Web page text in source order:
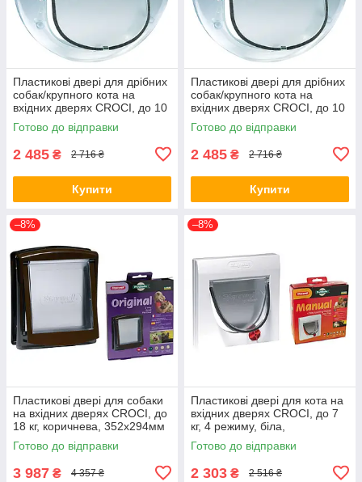
Пластикові двері для дрібних
собак/крупного кота на
вхідних дверях CROCI, до 10
кг, біла, 200х180мм (*)
Готово до відправки
2 485 ₴ 2 716 ₴
Купити
Пластикові двері для дрібних
собак/крупного кота на
вхідних дверях CROCI, до 10
кг, прозора, 200х180мм (*)
Готово до відправки
2 485 ₴ 2 716 ₴
Купити
–8%
Пластикові двері для собаки
на вхідних дверях CROCI, до
18 кг, коричнева, 352х294мм
(*)
Готово до відправки
3 987 ₴ 4 357 ₴
–8%
Пластикові двері для кота на
вхідних дверях CROCI, до 7
кг, 4 режиму, біла,
224х224мм,(з тунелем) (*)
Готово до відправки
2 303 ₴ 2 516 ₴